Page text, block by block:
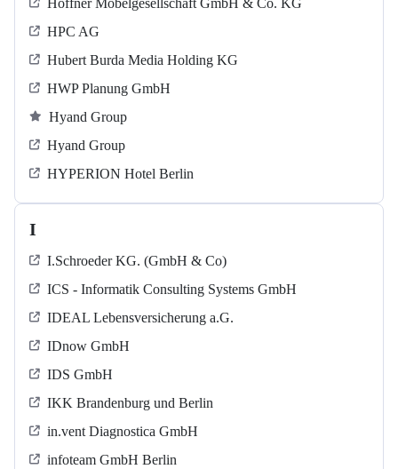
Höffner Möbelgesellschaft GmbH & Co. KG
HPC AG
Hubert Burda Media Holding KG
HWP Planung GmbH
Hyand Group
Hyand Group
HYPERION Hotel Berlin
I
I.Schroeder KG. (GmbH & Co)
ICS - Informatik Consulting Systems GmbH
IDEAL Lebensversicherung a.G.
IDnow GmbH
IDS GmbH
IKK Brandenburg und Berlin
in.vent Diagnostica GmbH
infoteam GmbH Berlin